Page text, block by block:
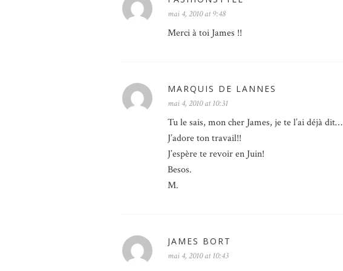
mai 4, 2010 at 9:48
Merci à toi James !!
MARQUIS DE LANNES
mai 4, 2010 at 10:31
Tu le sais, mon cher James, je te l’ai déjà dit…
J’adore ton travail!!
J’espère te revoir en Juin!
Besos.
M.
JAMES BORT
mai 4, 2010 at 10:43